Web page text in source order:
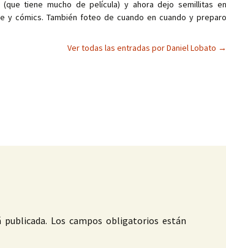
tiene mucho de película) y ahora dejo semillitas en
y cómics. También foteo de cuando en cuando y preparo
Ver todas las entradas por Daniel Lobato →
Los campos obligatorios están